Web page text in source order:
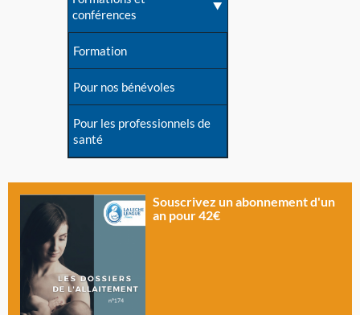
conférences
Formation
Pour nos bénévoles
Pour les professionnels de
santé
Souscrivez un abonnement d'un
an pour 42€